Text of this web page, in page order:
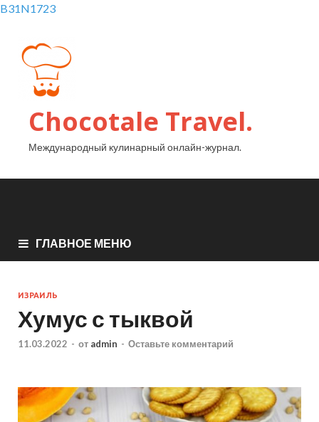
B31N1723
Chocotale Travel.
Международный кулинарный онлайн-журнал.
ГЛАВНОЕ МЕНЮ
ИЗРАИЛЬ
Хумус с тыквой
11.03.2022 - от admin - Оставьте комментарий